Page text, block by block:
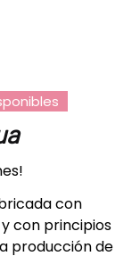
con
con principios
producción de